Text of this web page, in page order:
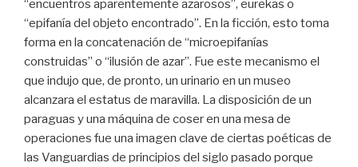
“encuentros aparentemente azarosos”, eurekas o
“epifanía del objeto encontrado”. En la ficción, esto toma
forma en la concatenación de “microepifanías
construidas” o “ilusión de azar”. Fue este mecanismo el
que indujo que, de pronto, un urinario en un museo
alcanzara el estatus de maravilla. La disposición de un
paraguas y una máquina de coser en una mesa de
operaciones fue una imagen clave de ciertas poéticas de
las Vanguardias de principios del siglo pasado porque